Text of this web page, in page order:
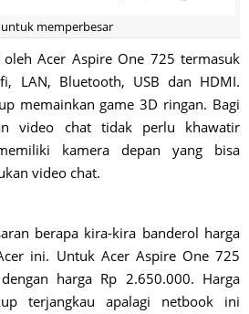
untuk memperbesar
Acer Aspire One 725 termasuk
LAN, Bluetooth, USB dan HDMI.
memainkan game 3D ringan. Bagi
video chat tidak perlu khawatir
kamera depan yang bisa
video chat.
berapa kira-kira banderol harga
ini. Untuk Acer Aspire One 725
harga Rp 2.650.000. Harga
terjangkau apalagi netbook ini